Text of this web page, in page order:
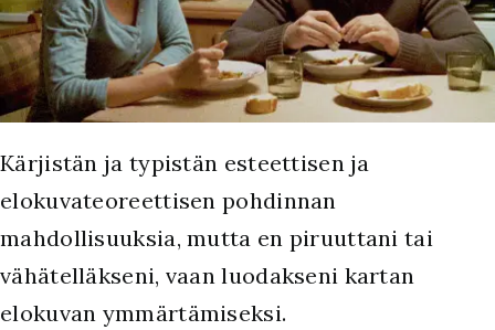
Kärjistän ja typistän esteettisen ja
elokuvateoreettisen pohdinnan
mahdollisuuksia, mutta en piruuttani tai
vähätelläkseni, vaan luodakseni kartan
elokuvan ymmärtämiseksi.